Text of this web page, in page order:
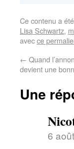
Ce contenu a
Lisa Schwartz,
avecce
← Quand
devient une
Une
6